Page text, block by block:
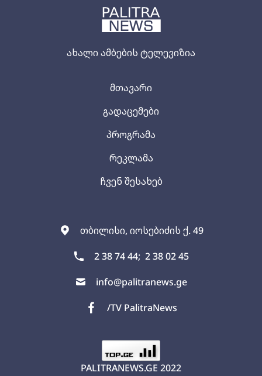
ახალი ამბების ტელევიზია
თბილისი, იოსებიძის ქ. 49
2 38 74 44; 2 38 02 45
info@palitranews.ge
/TV PalitraNews
მთავარი
გადაცემები
პროგრამა
რეკლამა
ჩვენ შესახებ
PALITRANEWS.GE 2022